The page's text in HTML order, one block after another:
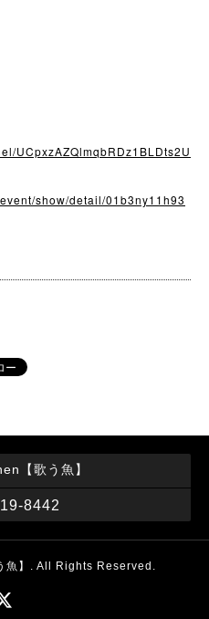
UCpxzAZQlmqbRDz1BLDts2U
show/detail/01b3ny11h93
【歌う魚】
8442
】 . All Rights Reserved.